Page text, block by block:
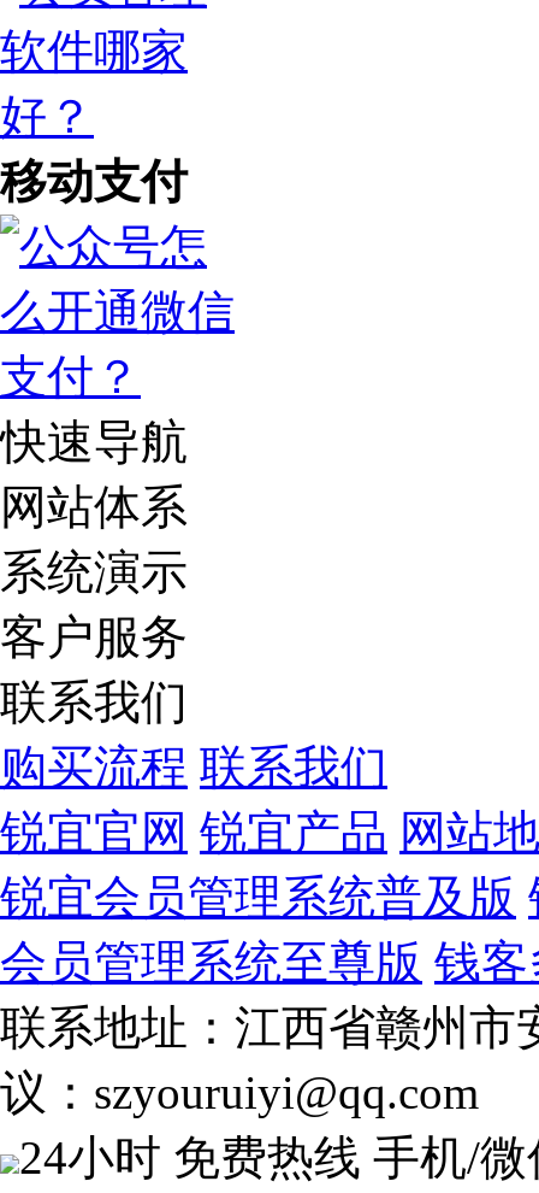
移动支付
快速导航
网站体系
系统演示
客户服务
联系我们
购买流程 联系我们
锐宜官网 锐宜产品 网站
锐宜会员管理系统普及版
会员管理系统至尊版 钱
联系地址：江西省赣州市
议：szyouruiyi@qq.com
24小时 免费热线 手机/微